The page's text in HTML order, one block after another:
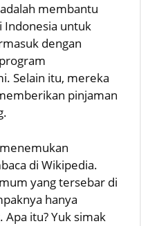
membantu
Indonesia untuk
dengan
Selain itu, mereka
pinjaman
di Wikipedia.
yang tersebar di
hanya
itu? Yuk simak